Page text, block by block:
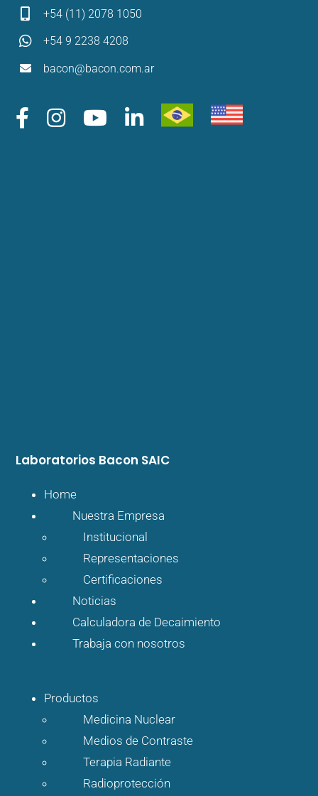
+54 (11) 2078 1050
+54 9 2238 4208
bacon@bacon.com.ar
Laboratorios Bacon SAIC
Home
Nuestra Empresa
Institucional
Representaciones
Certificaciones
Noticias
Calculadora de Decaimiento
Trabaja con nosotros
Productos
Medicina Nuclear
Medios de Contraste
Terapia Radiante
Radioprotección